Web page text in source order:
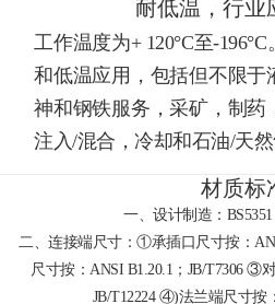
耐低温，行业
工作温度为+ 120°C至-
和低温应用，包括但不限
神和钢铁服务，采矿，制
注入/混合，冷却和石油/天然
材质标
一、设计制造：BS5351
二、连接端尺寸：①承插口尺寸按：
尺寸按：ANSI B1.20.1；JB/T7306 ③
JB/T12224 ④)法兰端尺寸按